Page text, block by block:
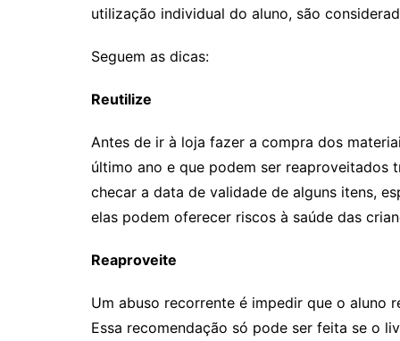
utilização individual do aluno, são
Seguem as dicas:
Reutilize
Antes de ir à loja fazer a compra dos
último ano e que podem ser reaproveitados
checar a data de validade de alguns itens,
elas podem oferecer riscos à saúde das
Reaproveite
Um abuso recorrente é impedir que o aluno
Essa recomendação só pode ser feita se o